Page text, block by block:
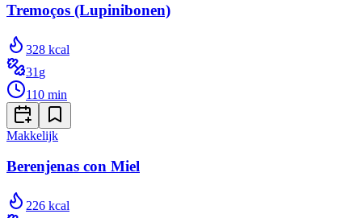
Tremoços (Lupinibonen)
328 kcal
31 g
110 min
Makkelijk
Berenjenas con Miel
226 kcal